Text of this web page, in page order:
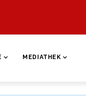
MEDIATHEK